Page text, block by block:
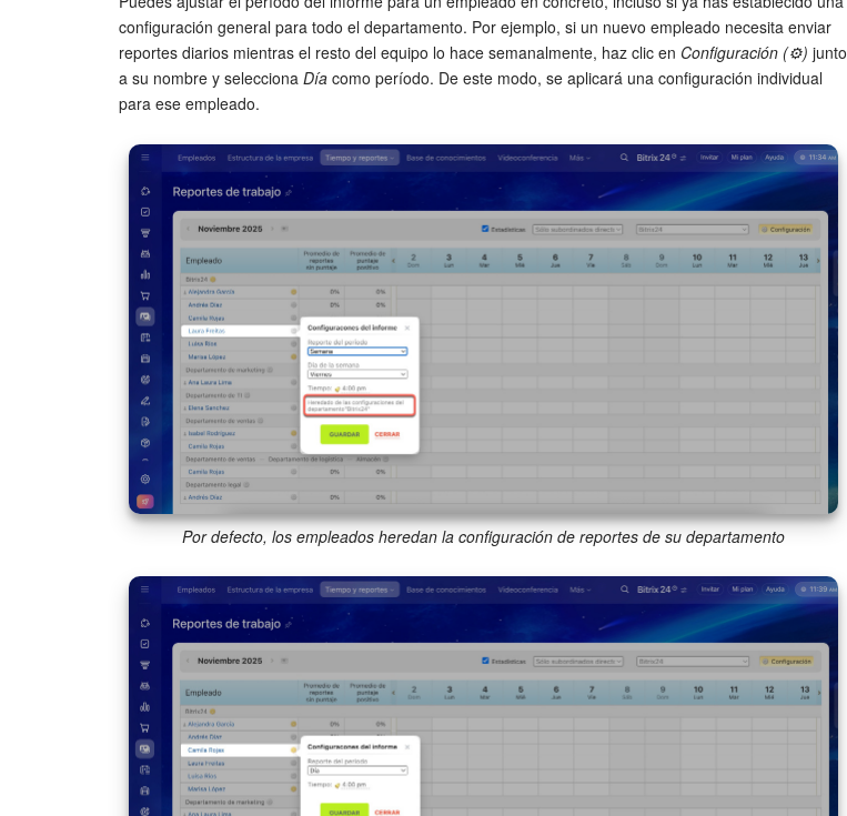
configuración general para todo el departamento. Por ejemplo, si un nuevo empleado necesita enviar
reportes diarios mientras el resto del equipo lo hace semanalmente, haz clic en Configuración (⚙️) junto
a su nombre y selecciona Día como período. De este modo, se aplicará una configuración individual
para ese empleado.
Por defecto, los empleados heredan la configuración de reportes de su departamento